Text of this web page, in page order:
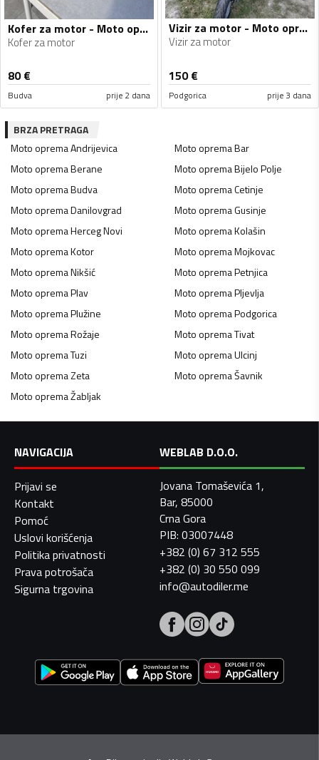
Kofer za motor - Moto oprema
Kofer za motor
80€
Budva prije 2 dana
Vizir za motor - Moto oprema
Vizir za motor
150€
Podgorica prije 3 dana
BRZA PRETRAGA
Moto opremaAndrijevica Moto opremaBar
Moto opremaBerane Moto opremaBijelo Polje
Moto opremaBudva Moto opremaCetinje
Moto opremaDanilovgrad Moto opremaGusinje
Moto opremaHerceg Novi Moto opremaKolašin
Moto opremaKotor Moto opremaMojkovac
Moto opremaNikšić Moto opremaPetnjica
Moto opremaPlav Moto opremaPljevlja
Moto opremaPlužine Moto opremaPodgorica
Moto opremaRožaje Moto opremaTivat
Moto opremaTuzi Moto opremaUlcinj
Moto opremaZeta Moto opremaŠavnik
Moto opremaŽabljak
NAVIGACIJA
Prijavi se
Kontakt
Pomoć
Uslovi korišćenja
Politika privatnosti
Prava potrošača
Sigurna trgovina
WEBLAB D.O.O.
Jovana Tomaševića 1,
Bar, 85000
Crna Gora
PIB: 03007448
+382 (0) 67 312 555
+382 (0) 30 550 099
info@autodiler.me